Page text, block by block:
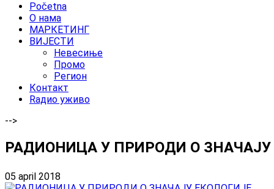
Početna
O нама
МАРКЕТИНГ
ВИЈЕСТИ
Невесиње
Промо
Регион
Контакт
Rадио уживо
-->
РАДИОНИЦА У ПРИРОДИ О ЗНАЧАЈУ
05 april 2018